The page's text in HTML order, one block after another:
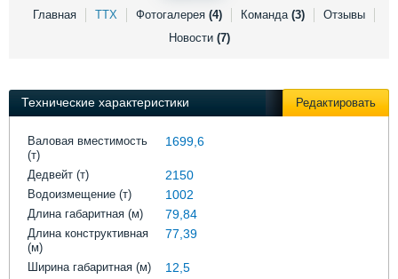
Личности
Форум
Отзывы
Главная ТТХ Фотогалерея (4) Команда (3)
Отзывы
Новости (7)
Технические характеристики Редактировать
Валовая вместимость
(т)
1699,6
Дедвейт (т) 2150
Водоизмещение (т) 1002
Длина габаритная (м) 79,84
Длина конструктивная
(м)
77,39
Ширина габаритная (м) 12,5